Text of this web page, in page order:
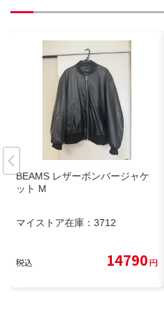
BEAMS レザーボンバージャケ
ット M
マイストア在庫： 3712
税込 14790円